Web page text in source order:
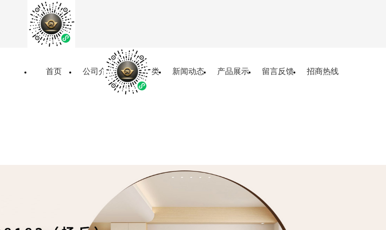
首页 公司介绍 产品分类 新闻动态 产品展示 留言反馈 招商热线